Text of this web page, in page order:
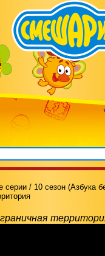
серии / 10 сезон (Азбука